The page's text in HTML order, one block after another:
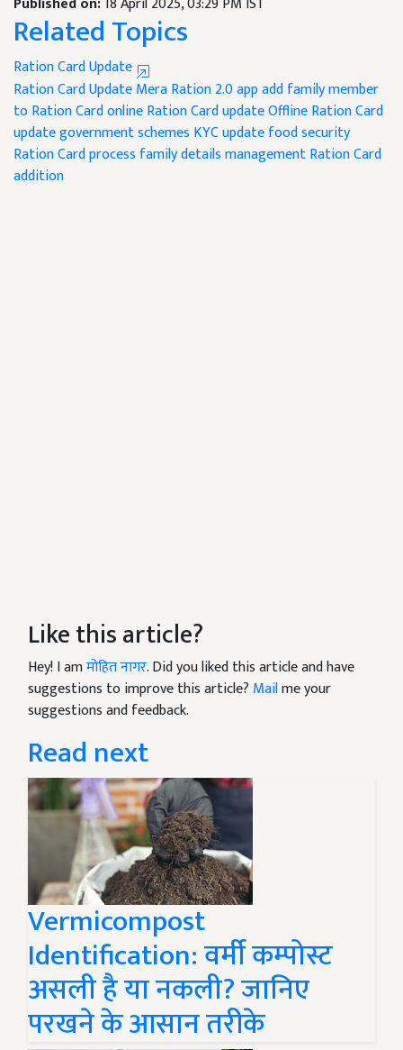
Related Topics
Ration Card Update
Ration Card UpdateMera Ration 2.0 appadd family member
to Ration Cardonline Ration Card updateOffline Ration Card
updategovernment schemes KYC updatefood security
Ration Card process family details managementRation Card
addition
Like this article?
Hey! I amमोहित नागर. Did you liked this article and have
suggestions to improve this article? Mailme your
suggestions and feedback.
Read next
Vermicompost
Identification: वर्मी कम्पोस्ट
असली है या नकली? जानिए
परखने के आसान तरीके